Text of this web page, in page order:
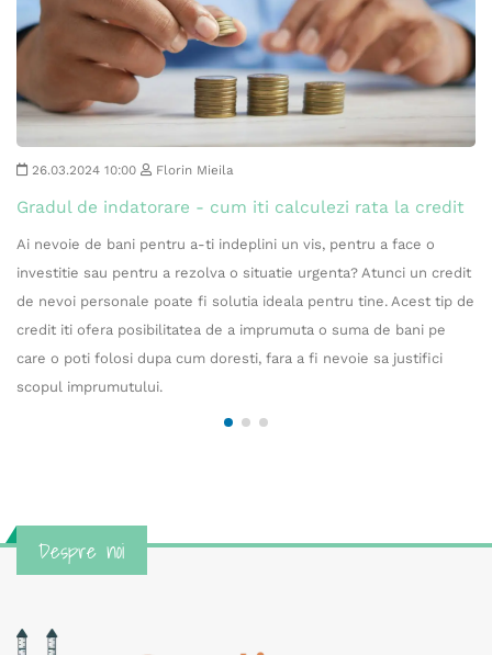
26.03.2024 10:00 Florin Mieila
Gradul de indatorare - cum iti calculezi rata la credit
Ai nevoie de bani pentru a-ti indeplini un vis, pentru a face o
investitie sau pentru a rezolva o situatie urgenta? Atunci un credit
de nevoi personale poate fi solutia ideala pentru tine. Acest tip de
credit iti ofera posibilitatea de a imprumuta o suma de bani pe
care o poti folosi dupa cum doresti, fara a fi nevoie sa justifici
scopul imprumutului.
Despre noi